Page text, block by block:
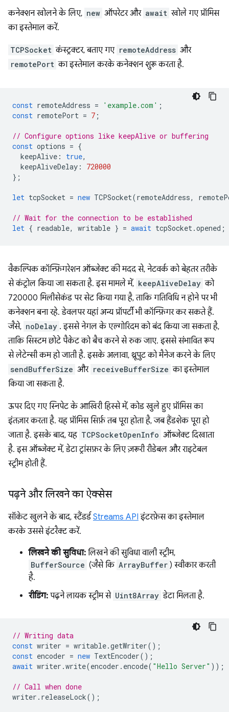
कनेक्शन खोलने के लिए, new ऑपरेटर और await खोले गए प्रॉमिस
का इस्तेमाल करें.
TCPSocket कंस्ट्रक्टर, बताए गए remoteAddress और
remotePort का इस्तेमाल करके कनेक्शन शुरू करता है.
const remoteAddress = 'example.com' ;
const remotePort = 7 ;
// Configure options like keepAlive or buffering
const options = {
keepAlive : true,
keepAliveDelay :
720000
};
let tcpSocket = new TCPSocket(remoteAddress,
// Wait for the connection to be established
let { readable, writable } = await tcpSocket.opened ;
वैकल्पिक कॉन्फ़िगरेशन ऑब्जेक्ट की मदद से, नेटवर्क को बेहतर तरीके
से कंट्रोल किया जा सकता है. इस मामले में, keepAliveDelay को
720000 मिलीसेकंड पर सेट किया गया है, ताकि गतिविधि न होने पर भी
कनेक्शन बना रहे. डेवलपर यहां अन्य प्रॉपर्टी भी कॉन्फ़िगर कर सकते हैं.
जैसे, noDelay . इससे नेगल के एल्गोरिदम को बंद किया जा सकता है,
ताकि सिस्टम छोटे पैकेट को बैच करने से रुक जाए. इससे संभावित रूप
से लेटेन्सी कम हो जाती है. इसके अलावा, थ्रूपुट को मैनेज करने के लिए
sendBufferSize और receiveBufferSize का इस्तेमाल
किया जा सकता है.
ऊपर दिए गए स्निपेट के आखिरी हिस्से में, कोड खुले हुए प्रॉमिस का
इंतज़ार करता है. यह प्रॉमिस सिर्फ़ तब पूरा होता है, जब हैंडशेक पूरा हो
जाता है. इसके बाद, यह TCPSocketOpenInfo ऑब्जेक्ट दिखाता
है. इस ऑब्जेक्ट में, डेटा ट्रांसफ़र के लिए ज़रूरी रीडेबल और राइटेबल
स्ट्रीम होती हैं.
पढ़ने और लिखने का ऐक्सेस
सॉकेट खुलने के बाद, स्टैंडर्ड Streams API इंटरफ़ेस का इस्तेमाल
करके उससे इंटरैक्ट करें.
लिखने की सुविधा: लिखने की सुविधा वाली स्ट्रीम,
BufferSource (जैसे कि ArrayBuffer ) स्वीकार करती
है.
रीडिंग: पढ़ने लायक स्ट्रीम से Uint8Array डेटा मिलता है.
// Writing data
const writer = writable.getWriter();
const encoder = new TextEncoder();
await writer .write(encoder . encode( "Hello Server" ));
// Call when done
writer . releaseLock();